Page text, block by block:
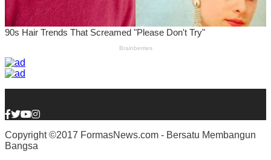
Copyright ©2017 FormasNews.com - Bersatu Membangun
Bangsa